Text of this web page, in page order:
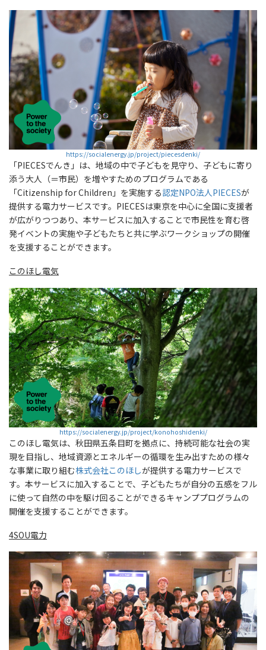
https://socialenergy.jp/project/piecesdenki/
「PIECESでんき」は、地域の中で子どもを見守り、子どもに寄り
添う大人（＝市民）を増やすためのプログラムである
「Citizenship for Children」を実施する認定NPO法人PIECESが
提供する電力サービスです。PIECESは東京を中心に全国に支援者
が広がりつつあり、本サービスに加入することで市民性を育む啓
発イベントの実施や子どもたちと共に学ぶワークショップの開催
を支援することができます。
このほし電気
https://socialenergy.jp/project/konohoshidenki/
このほし電気は、秋田県五条目町を拠点に、持続可能な社会の実
現を目指し、地域資源とエネルギーの循環を生み出すための様々
な事業に取り組む株式会社このほしが提供する電力サービスで
す。本サービスに加入することで、子どもたちが自分の五感をフル
に使って自然の中を駆け回ることができるキャンププログラムの
開催を支援することができます。
4SOU電力